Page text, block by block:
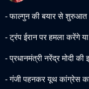
- फाल्गुन की बयार से शुरुआत
- ट्रंप ईरान पर हमला करेंगे
- प्रधानमंत्री नरेंद्र मोदी
- गंजी पहनकर यूथ कांग्रेस का